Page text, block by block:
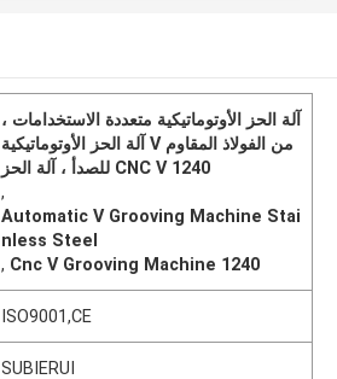
آلة الحز الأوتوماتيكية متعددة الاستخدامات ،
آلة الحز الأوتوماتيكية V من الفولاذ المقاوم
للصدأ ، آلة الحز CNC V 1240
,
Automatic V Grooving Machine Stai
nless Steel
, Cnc V Grooving Machine 1240
ISO9001,CE
SUBIERUI